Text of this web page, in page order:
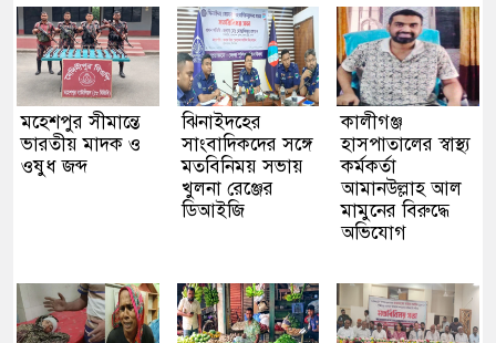
মহেশপুর সীমান্তে
ভারতীয় মাদক ও
ওষুধ জব্দ
ঝিনাইদহের
সাংবাদিকদের সঙ্গে
মতবিনিময় সভায়
খুলনা রেঞ্জের
ডিআইজি
কালীগঞ্জ
হাসপাতালের স্বাস্থ্য
কর্মকর্তা
আমানউল্লাহ আল
মামুনের বিরুদ্ধে
অভিযোগ